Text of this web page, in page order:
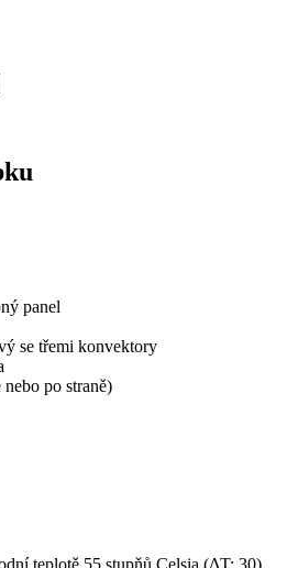
panel
se třemi konvektory
po straně)
teplotě 55 stupňů Celsia (ΔT: 30)